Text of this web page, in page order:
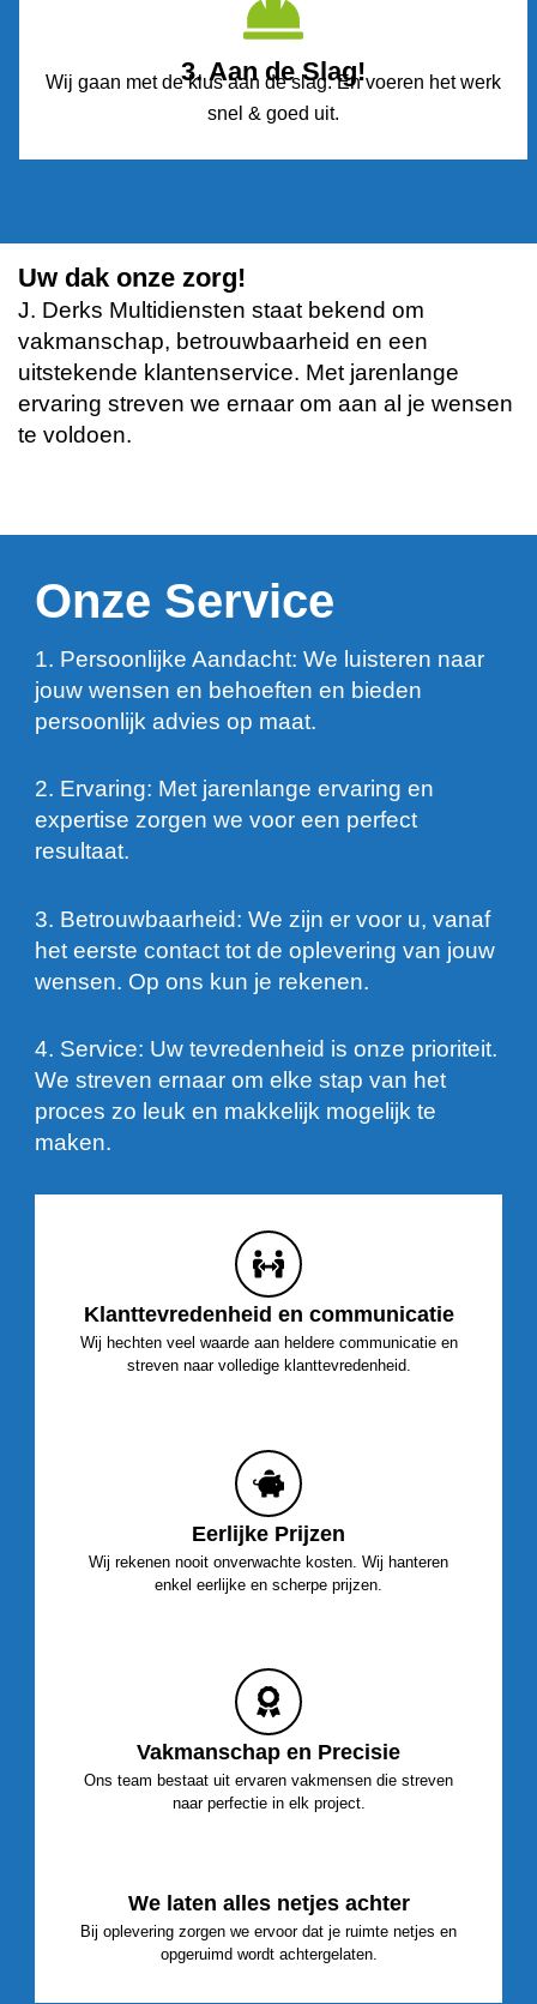
3. Aan de Slag!
Wij gaan met de klus aan de slag. En voeren het werk
snel & goed uit.
Uw dak onze zorg!
J. Derks Multidiensten staat bekend om
vakmanschap, betrouwbaarheid en een
uitstekende klantenservice. Met jarenlange
ervaring streven we ernaar om aan al je wensen
te voldoen.
Klanttevredenheid en communicatie
Wij hechten veel waarde aan heldere communicatie en
streven naar volledige klanttevredenheid.
Eerlijke Prijzen
Wij rekenen nooit onverwachte kosten. Wij hanteren
enkel eerlijke en scherpe prijzen.
Vakmanschap en Precisie
Ons team bestaat uit ervaren vakmensen die streven
naar perfectie in elk project.
We laten alles netjes achter
Bij oplevering zorgen we ervoor dat je ruimte netjes en
opgeruimd wordt achtergelaten.
Onze Service
1. Persoonlijke Aandacht: We luisteren naar
jouw wensen en behoeften en bieden
persoonlijk advies op maat.
2. Ervaring: Met jarenlange ervaring en
expertise zorgen we voor een perfect
resultaat.
3. Betrouwbaarheid: We zijn er voor u, vanaf
het eerste contact tot de oplevering van jouw
wensen. Op ons kun je rekenen.
4. Service: Uw tevredenheid is onze prioriteit.
We streven ernaar om elke stap van het
proces zo leuk en makkelijk mogelijk te
maken.